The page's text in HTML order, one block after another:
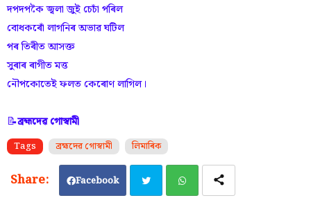
দপদপকৈ জ্বলা জুই চেচাঁ পৰিল
বোধকৰোঁ লাগনিৰ অভাৱ ঘটিল
পৰ তিৰীত আসক্ত
সুৰাৰ ৰাগীত মত্ত
নৌপকোতেই ফলত কেৰোণ লাগিল।
📝ব্ৰহ্মদেৱ গোস্বামী
Tags ব্ৰহ্মদেৱ গোস্বামী লিমাৰিক
Facebook